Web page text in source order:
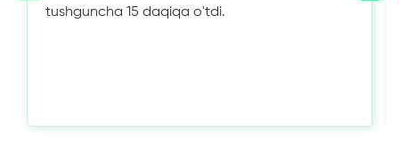
tushguncha 15 daqiqa o'tdi.